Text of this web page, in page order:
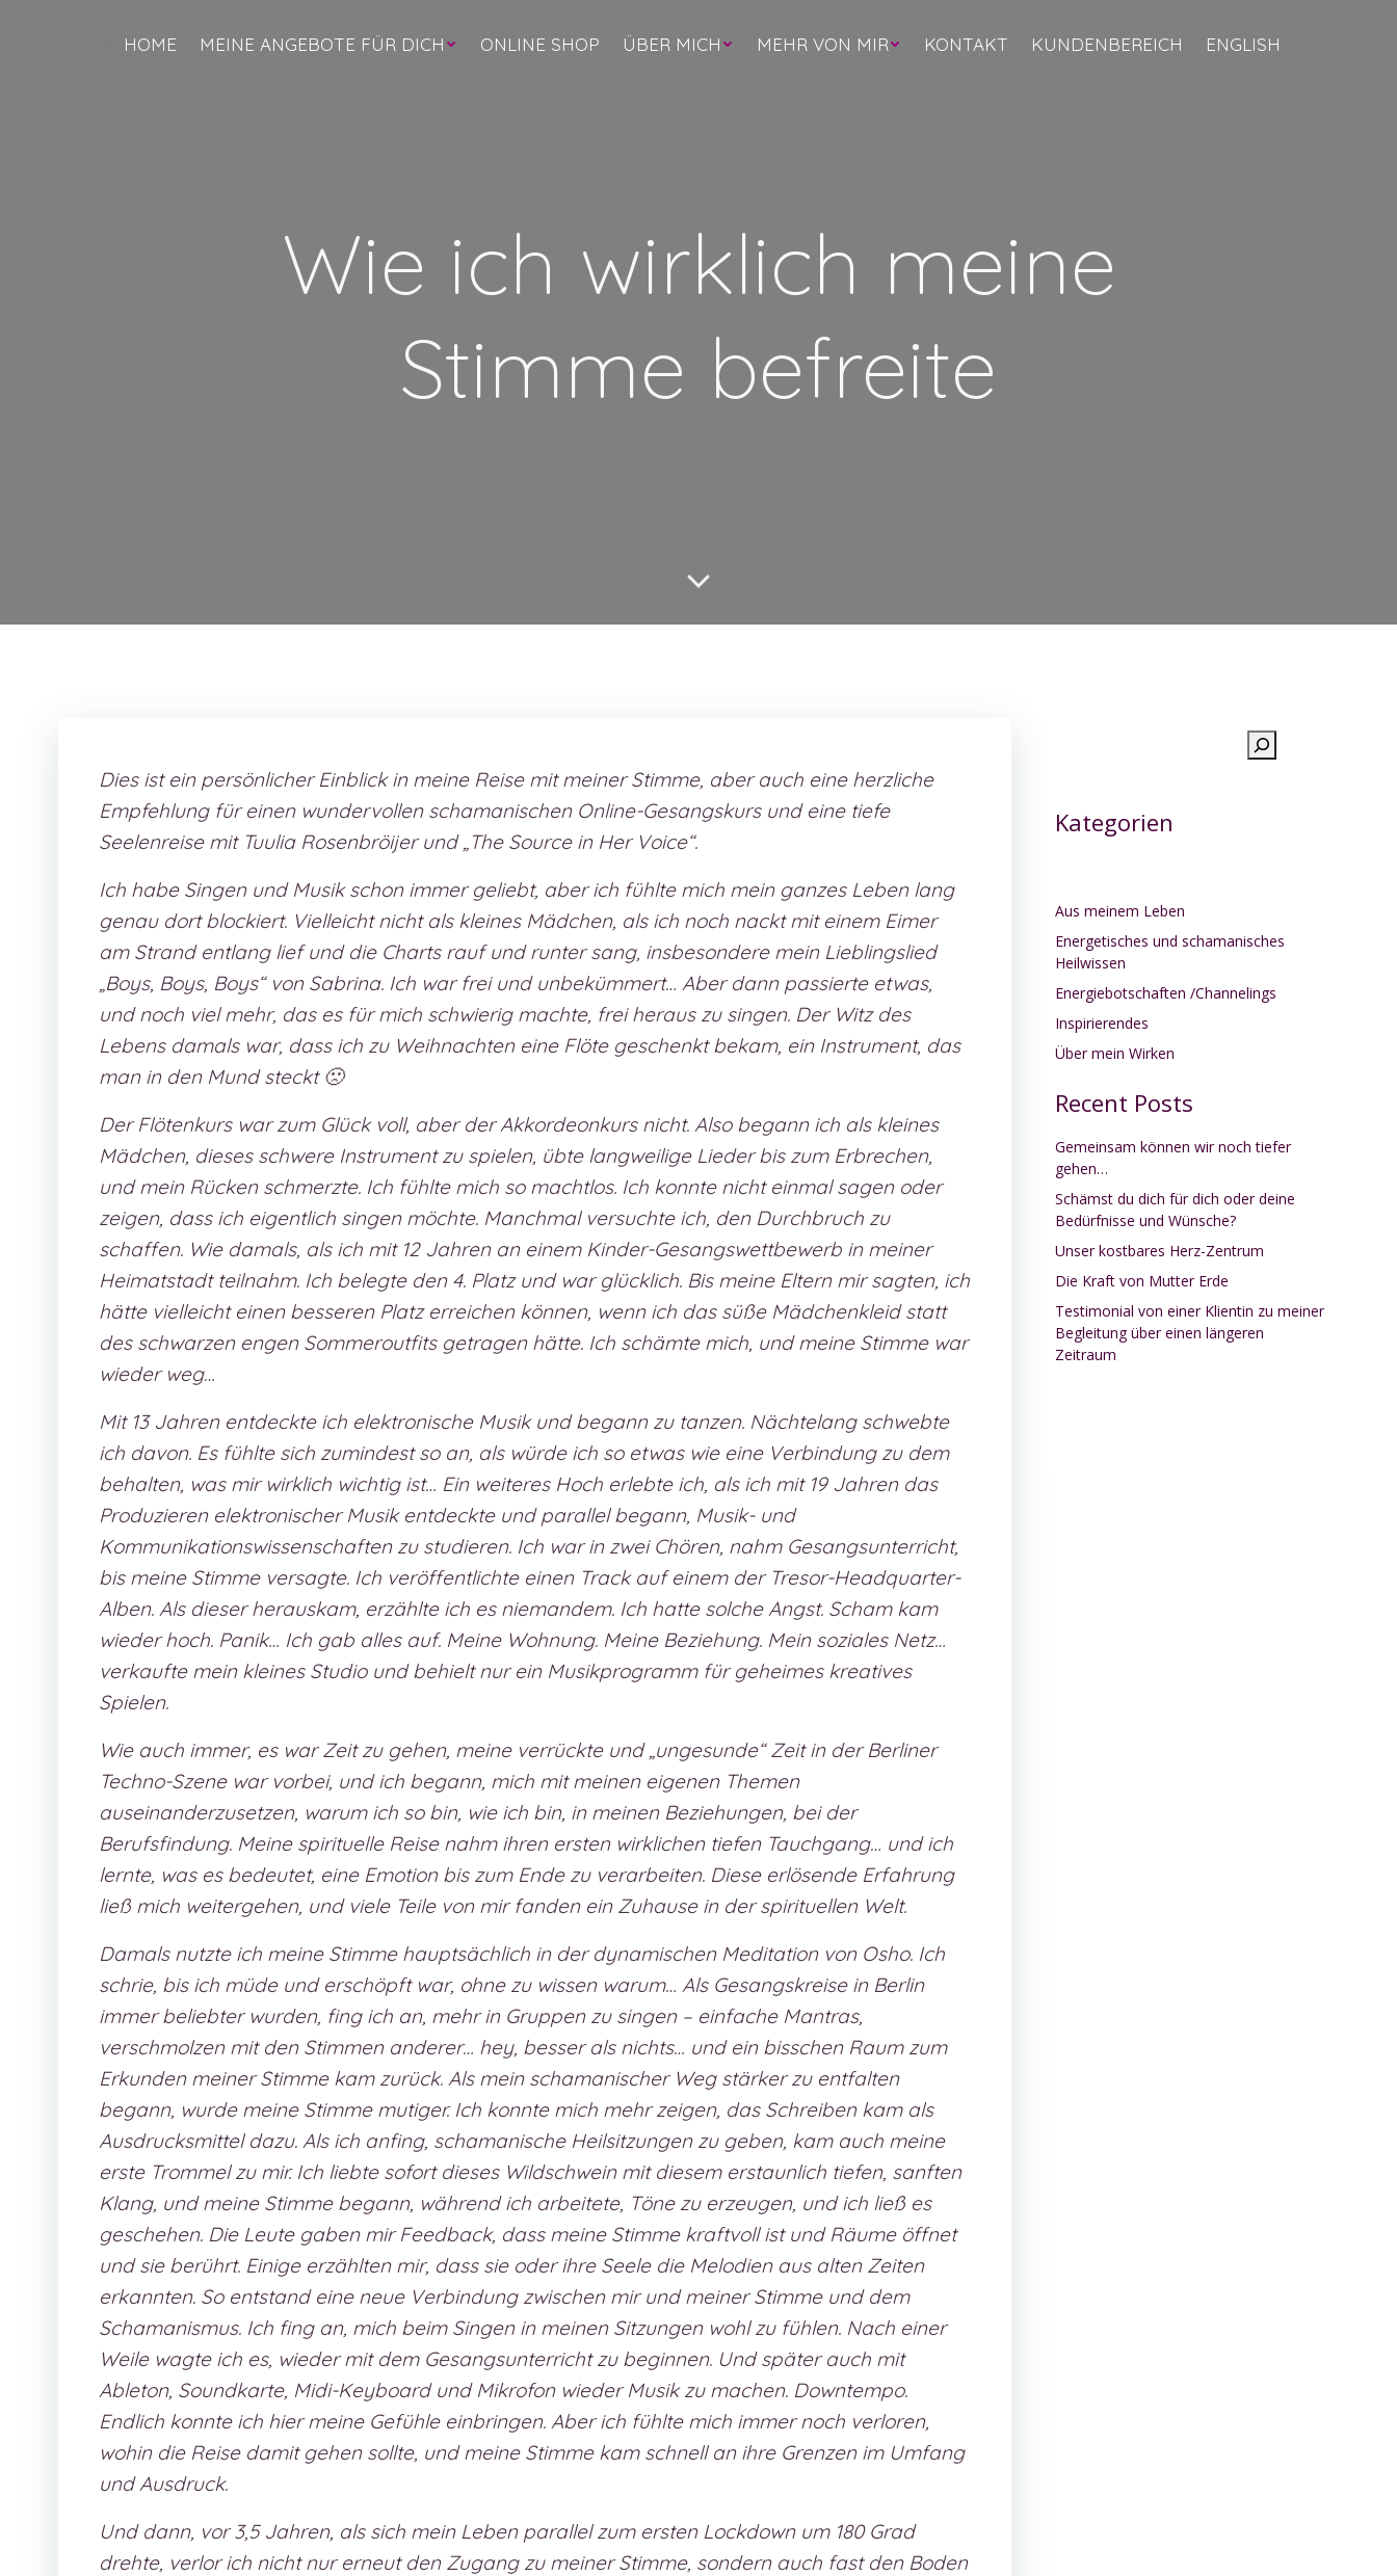
HOME MEINE ANGEBOTE FÜR DICH ONLINE SHOP ÜBER MICH MEHR VON MIR KONTAKT KUNDENBEREICH ENGLISH
Wie ich wirklich meine
Stimme befreite
Dies ist ein persönlicher Einblick in meine Reise mit meiner Stimme, aber auch eine herzliche
Empfehlung für einen wundervollen schamanischen Online-Gesangskurs und eine tiefe
Seelenreise mit Tuulia Rosenbröijer und „The Source in Her Voice“.
Ich habe Singen und Musik schon immer geliebt, aber ich fühlte mich mein ganzes Leben lang
genau dort blockiert. Vielleicht nicht als kleines Mädchen, als ich noch nackt mit einem Eimer
am Strand entlang lief und die Charts rauf und runter sang, insbesondere mein Lieblingslied
„Boys, Boys, Boys“ von Sabrina. Ich war frei und unbekümmert… Aber dann passierte etwas,
und noch viel mehr, das es für mich schwierig machte, frei heraus zu singen. Der Witz des
Lebens damals war, dass ich zu Weihnachten eine Flöte geschenkt bekam, ein Instrument, das
man in den Mund steckt 🙁
Der Flötenkurs war zum Glück voll, aber der Akkordeonkurs nicht. Also begann ich als kleines
Mädchen, dieses schwere Instrument zu spielen, übte langweilige Lieder bis zum Erbrechen,
und mein Rücken schmerzte. Ich fühlte mich so machtlos. Ich konnte nicht einmal sagen oder
zeigen, dass ich eigentlich singen möchte. Manchmal versuchte ich, den Durchbruch zu
schaffen. Wie damals, als ich mit 12 Jahren an einem Kinder-Gesangswettbewerb in meiner
Heimatstadt teilnahm. Ich belegte den 4. Platz und war glücklich. Bis meine Eltern mir sagten, ich
hätte vielleicht einen besseren Platz erreichen können, wenn ich das süße Mädchenkleid statt
des schwarzen engen Sommeroutfits getragen hätte. Ich schämte mich, und meine Stimme war
wieder weg…
Mit 13 Jahren entdeckte ich elektronische Musik und begann zu tanzen. Nächtelang schwebte
ich davon. Es fühlte sich zumindest so an, als würde ich so etwas wie eine Verbindung zu dem
behalten, was mir wirklich wichtig ist… Ein weiteres Hoch erlebte ich, als ich mit 19 Jahren das
Produzieren elektronischer Musik entdeckte und parallel begann, Musik- und
Kommunikationswissenschaften zu studieren. Ich war in zwei Chören, nahm Gesangsunterricht,
bis meine Stimme versagte. Ich veröffentlichte einen Track auf einem der Tresor-Headquarter-
Alben. Als dieser herauskam, erzählte ich es niemandem. Ich hatte solche Angst. Scham kam
wieder hoch. Panik… Ich gab alles auf. Meine Wohnung. Meine Beziehung. Mein soziales Netz…
verkaufte mein kleines Studio und behielt nur ein Musikprogramm für geheimes kreatives
Spielen.
Wie auch immer, es war Zeit zu gehen, meine verrückte und „ungesunde“ Zeit in der Berliner
Techno-Szene war vorbei, und ich begann, mich mit meinen eigenen Themen
auseinanderzusetzen, warum ich so bin, wie ich bin, in meinen Beziehungen, bei der
Berufsfindung. Meine spirituelle Reise nahm ihren ersten wirklichen tiefen Tauchgang… und ich
lernte, was es bedeutet, eine Emotion bis zum Ende zu verarbeiten. Diese erlösende Erfahrung
ließ mich weitergehen, und viele Teile von mir fanden ein Zuhause in der spirituellen Welt.
Damals nutzte ich meine Stimme hauptsächlich in der dynamischen Meditation von Osho. Ich
schrie, bis ich müde und erschöpft war, ohne zu wissen warum… Als Gesangskreise in Berlin
immer beliebter wurden, fing ich an, mehr in Gruppen zu singen – einfache Mantras,
verschmolzen mit den Stimmen anderer… hey, besser als nichts… und ein bisschen Raum zum
Erkunden meiner Stimme kam zurück. Als mein schamanischer Weg stärker zu entfalten
begann, wurde meine Stimme mutiger. Ich konnte mich mehr zeigen, das Schreiben kam als
Ausdrucksmittel dazu. Als ich anfing, schamanische Heilsitzungen zu geben, kam auch meine
erste Trommel zu mir. Ich liebte sofort dieses Wildschwein mit diesem erstaunlich tiefen, sanften
Klang, und meine Stimme begann, während ich arbeitete, Töne zu erzeugen, und ich ließ es
geschehen. Die Leute gaben mir Feedback, dass meine Stimme kraftvoll ist und Räume öffnet
und sie berührt. Einige erzählten mir, dass sie oder ihre Seele die Melodien aus alten Zeiten
erkannten. So entstand eine neue Verbindung zwischen mir und meiner Stimme und dem
Schamanismus. Ich fing an, mich beim Singen in meinen Sitzungen wohl zu fühlen. Nach einer
Weile wagte ich es, wieder mit dem Gesangsunterricht zu beginnen. Und später auch mit
Ableton, Soundkarte, Midi-Keyboard und Mikrofon wieder Musik zu machen. Downtempo.
Endlich konnte ich hier meine Gefühle einbringen. Aber ich fühlte mich immer noch verloren,
wohin die Reise damit gehen sollte, und meine Stimme kam schnell an ihre Grenzen im Umfang
und Ausdruck.
Und dann, vor 3,5 Jahren, als sich mein Leben parallel zum ersten Lockdown um 180 Grad
drehte, verlor ich nicht nur erneut den Zugang zu meiner Stimme, sondern auch fast den Boden
Kategorien
Aus meinem Leben
Energetisches und schamanisches
Heilwissen
Energiebotschaften /Channelings
Inspirierendes
Über mein Wirken
Recent Posts
Gemeinsam können wir noch tiefer
gehen…
Schämst du dich für dich oder deine
Bedürfnisse und Wünsche?
Unser kostbares Herz-Zentrum
Die Kraft von Mutter Erde
Testimonial von einer Klientin zu meiner
Begleitung über einen längeren
Zeitraum